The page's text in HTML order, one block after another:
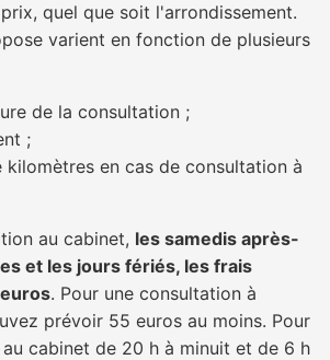
quel que soit l'arrondissement.
varient en fonction de plusieurs
de la consultation ;
;
kilomètres en cas de consultation à
au cabinet, les samedis après-
et les jours fériés, les frais
. Pour une consultation à
prévoir 55 euros au moins. Pour
cabinet de 20 h à minuit et de 6 h